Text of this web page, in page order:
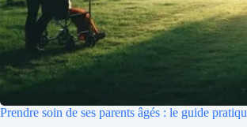
Prendre soin de ses parents âgés : le guide